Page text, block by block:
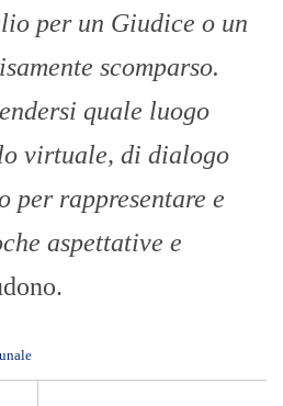
per un Giudice o un
scomparso.
quale luogo
virtuale, di dialogo
per rappresentare e
aspettative e